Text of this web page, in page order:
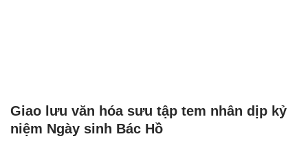
Giao lưu văn hóa sưu tập tem nhân dịp kỷ
niệm Ngày sinh Bác Hồ